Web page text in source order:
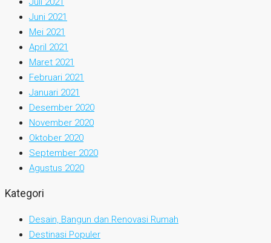
Juni 2021
Mei 2021
April 2021
Maret 2021
Februari 2021
Januari 2021
Desember 2020
November 2020
Oktober 2020
September 2020
Agustus 2020
Kategori
Desain, Bangun dan Renovasi Rumah
Destinasi Populer